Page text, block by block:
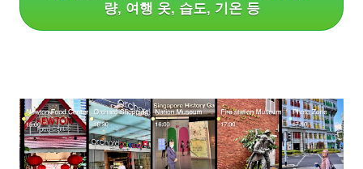
량, 여행 옷, 습도, 기온 등